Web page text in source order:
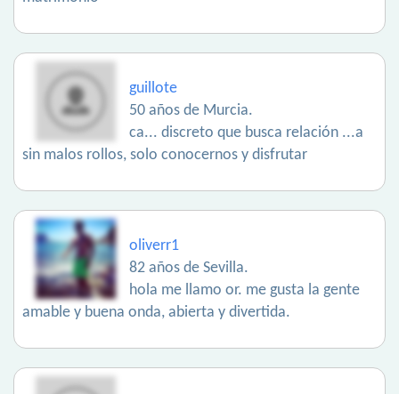
guillote
50 años de Murcia.
ca... discreto que busca relación ...a
sin malos rollos, solo conocernos y disfrutar
oliverr1
82 años de Sevilla.
hola me llamo or. me gusta la gente
amable y buena onda, abierta y divertida.